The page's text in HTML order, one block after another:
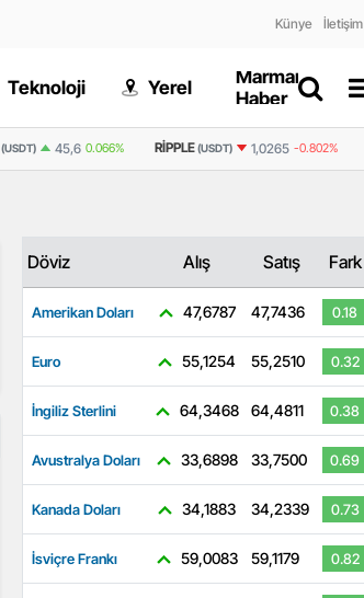
Künye İletişim
Teknoloji Yerel
Marmaris
Haber
(USDT) 45,6 0.066% RIPPLE(USDT) 1,0265 -0.802%
Döviz Alış Satış Fark
Amerikan Doları 47,6787 47,7436 0.18
Euro 55,1254 55,2510 0.32
İngiliz Sterlini 64,3468 64,4811 0.38
Avustralya Doları 33,6898 33,7500 0.69
Kanada Doları 34,1883 34,2339 0.73
İsviçre Frankı 59,0083 59,1179 0.82